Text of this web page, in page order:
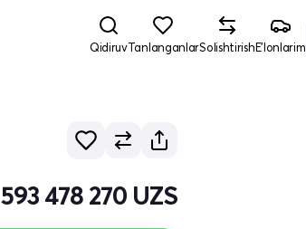
QidiruvTanlanganlarSolishtirishE'lonlarim
593 478 270 UZS